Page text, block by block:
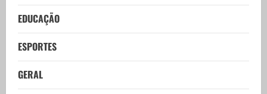
EDUCAÇÃO
ESPORTES
GERAL